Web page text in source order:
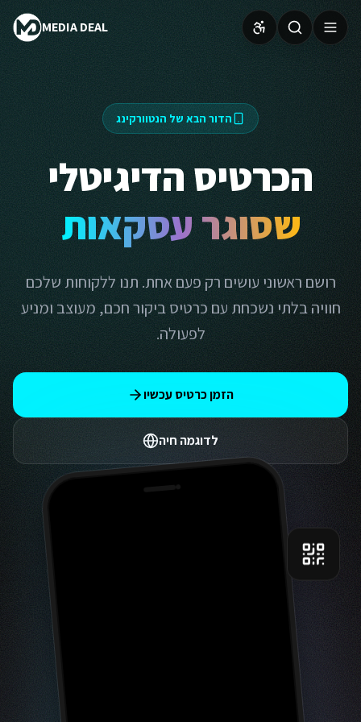
MEDIA DEAL
הדור הבא של הנטוורקינג
הכרטיס הדיגיטלי
שסוגר עסקאות
רושם ראשוני עושים רק פעם אחת. תנו ללקוחות שלכם
חוויה בלתי נשכחת עם כרטיס ביקור חכם, מעוצב ומניע
לפעולה.
הזמן כרטיס עכשיו
לדוגמה חיה